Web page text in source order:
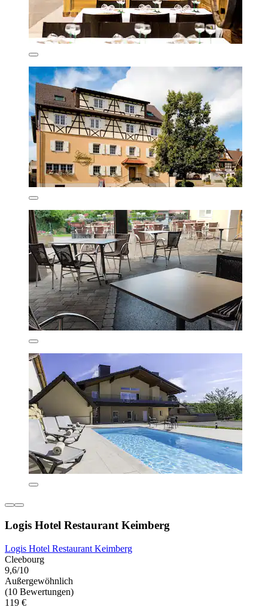
Logis Hotel Restaurant Keimberg
Logis Hotel Restaurant Keimberg
Cleebourg
9,6/10
Außergewöhnlich
(10 Bewertungen)
119 €